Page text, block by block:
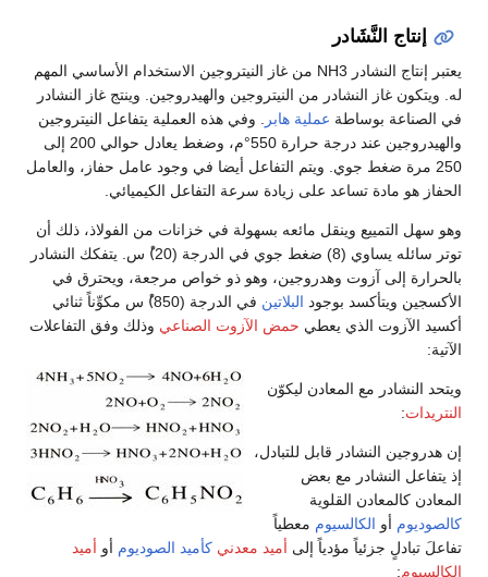
إنتاج النَّشَادر
يعتبر إنتاج النشادر NH3 من غاز النيتروجين الاستخدام الأساسي المهم
له. ويتكون غاز النشادر من النيتروجين والهيدروجين. وينتج غاز النشادر
في الصناعة بوساطة عملية هابر
. وفي هذه العملية يتفاعل النيتروجين
والهيدروجين عند درجة حرارة 550°م، وضغط يعادل حوالي 200 إلى
250 مرة ضغط جوي. ويتم التفاعل أيضا في وجود عامل حفاز، والعامل
الحفاز هو مادة تساعد على زيادة سرعة التفاعل الكيميائي.
وهو سهل التمييع وينقل مائعه بسهولة في خزانات من الفولاذ، ذلك أن
توتر سائله يساوي (8) ضغط جوي في الدرجة (20)ْ س. يتفكك النشادر
بالحرارة إلى آزوت وهدروجين، وهو ذو خواص مرجعة، ويحترق في
الأكسجين ويتأكسد بوجود البلاتين
في الدرجة (850)ْ س مكوِّناً ثنائي
أكسيد الآزوت الذي يعطي حمض الآزوت الصناعي وذلك وفق التفاعلات
الآتية:
ويتحد النشادر مع المعادن ليكوّن
النتريدات:
إن هدروجين النشادر قابل للتبادل،
إذ يتفاعل النشادر مع بعض
المعادن كالمعادن القلوية
كالصوديوم أو الكالسيوم معطياً
تفاعلَ تبادلٍ جزئياً مؤدياً إلى أميد معدني كأميد الصوديوم أو أميد
الكالسيوم: